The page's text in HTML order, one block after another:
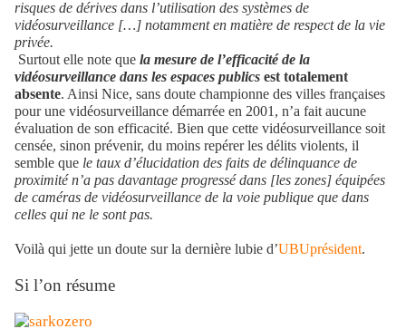
risques de dérives dans l’utilisation des systèmes de
vidéosurveillance […] notamment en matière de respect de la vie
privée.
Surtout elle note que la mesure de l’efficacité de la
vidéosurveillance dans les espaces publics est totalement
absente. Ainsi Nice, sans doute championne des villes françaises
pour une vidéosurveillance démarrée en 2001, n’a fait aucune
évaluation de son efficacité. Bien que cette vidéosurveillance soit
censée, sinon prévenir, du moins repérer les délits violents, il
semble que le taux d’élucidation des faits de délinquance de
proximité n’a pas davantage progressé dans [les zones] équipées
de caméras de vidéosurveillance de la voie publique que dans
celles qui ne le sont pas.
Voilà qui jette un doute sur la dernière lubie d’UBUprésident.
Si l’on résume